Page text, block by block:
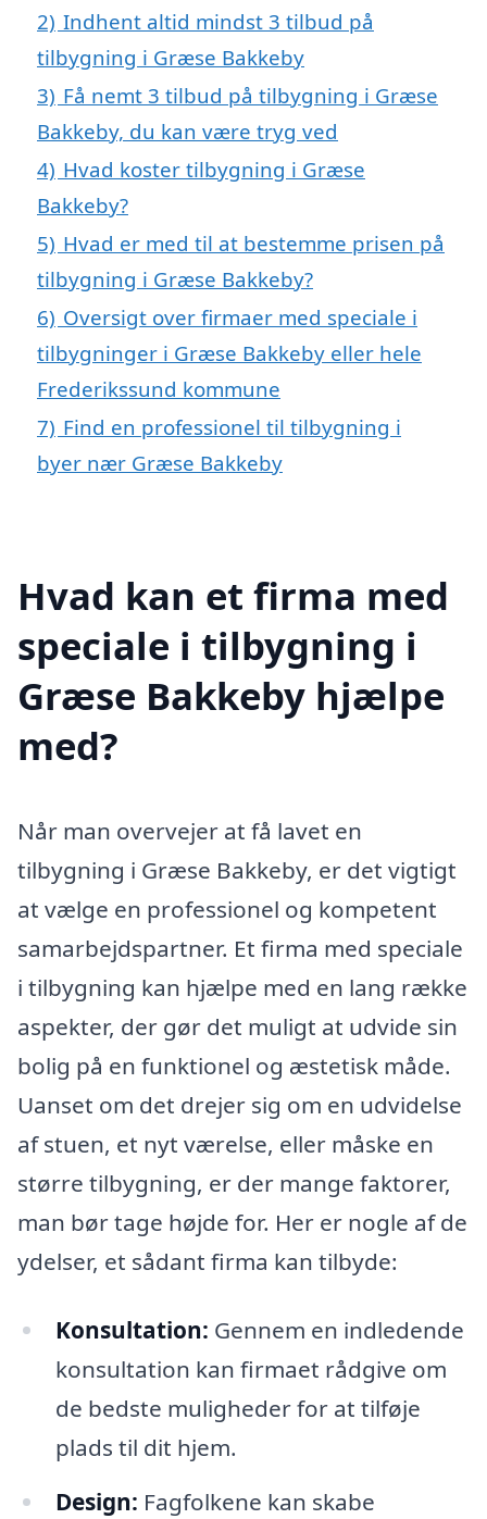
2) Indhent altid mindst 3 tilbud på
tilbygning i Græse Bakkeby
3) Få nemt 3 tilbud på tilbygning i Græse
Bakkeby, du kan være tryg ved
4) Hvad koster tilbygning i Græse
Bakkeby?
5) Hvad er med til at bestemme prisen på
tilbygning i Græse Bakkeby?
6) Oversigt over firmaer med speciale i
tilbygninger i Græse Bakkeby eller hele
Frederikssund kommune
7) Find en professionel til tilbygning i
byer nær Græse Bakkeby
Hvad kan et firma med
speciale i tilbygning i
Græse Bakkeby hjælpe
med?
Når man overvejer at få lavet en
tilbygning i Græse Bakkeby, er det vigtigt
at vælge en professionel og kompetent
samarbejdspartner. Et firma med speciale
i tilbygning kan hjælpe med en lang række
aspekter, der gør det muligt at udvide sin
bolig på en funktionel og æstetisk måde.
Uanset om det drejer sig om en udvidelse
af stuen, et nyt værelse, eller måske en
større tilbygning, er der mange faktorer,
man bør tage højde for. Her er nogle af de
ydelser, et sådant firma kan tilbyde:
Konsultation: Gennem en indledende
konsultation kan firmaet rådgive om
de bedste muligheder for at tilføje
plads til dit hjem.
Design: Fagfolkene kan skabe